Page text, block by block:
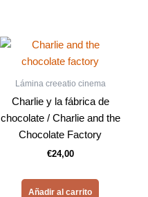
Lámina creeatio cinema
Charlie y la fábrica de
chocolate / Charlie and the
Chocolate Factory
€24,00
Añadir al carrito